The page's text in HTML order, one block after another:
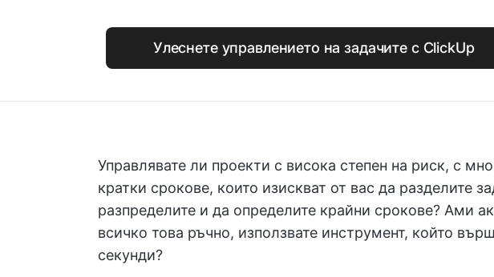
Улеснете управлението на задачите с ClickUp
Управлявате ли проекти с висока степен на риск, с
кратки срокове, които изискват от вас да разделите
разпределите и да определите крайни срокове? Ами
всичко това ръчно, използвате инструмент, който
секунди?